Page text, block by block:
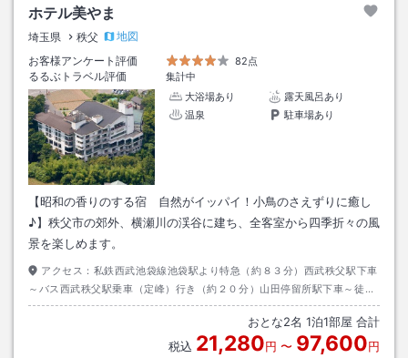
ホテル美やま
埼玉県 秩父
地図
お客様アンケート評価
82点
るるぶトラベル評価
集計中
大浴場あり
露天風呂あり
温泉
駐車場あり
【昭和の香りのする宿 自然がイッパイ！小鳥のさえずりに癒し
♪】秩父市の郊外、横瀬川の渓谷に建ち、全客室から四季折々の風
景を楽しめます。
アクセス： 私鉄西武池袋線池袋駅より特急（約８３分）西武秩父駅下車
～バス西武秩父駅乗車（定峰）行き（約２０分）山田停留所駅下車～徒歩
（約５分）
おとな2名 1泊1部屋 合計
税込 21,280円 〜 97,600円